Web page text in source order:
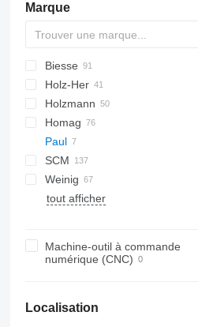
scies circulaires multilames
Marque
Biesse
Rover
Skipper
DMC
DMU
Concept
ZS
EC
VF
SL
Holz-Her
Holzmann
TS
Homag
Kal
Profi
VMX
FW
Junior
Variosteff
VTC
V-series
S2R
Paul
SCM
Olimpic
Weinig
Hydromat
Unimat
tout afficher
Machine-outil à commande
numérique (CNC)
Localisation